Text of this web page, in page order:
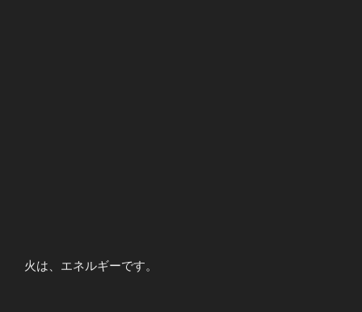
火は、エネルギーです。